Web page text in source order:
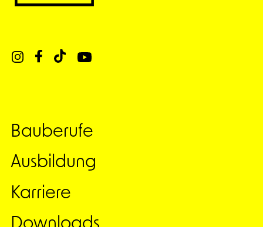
Bauberufe
Ausbildung
Karriere
Downloads